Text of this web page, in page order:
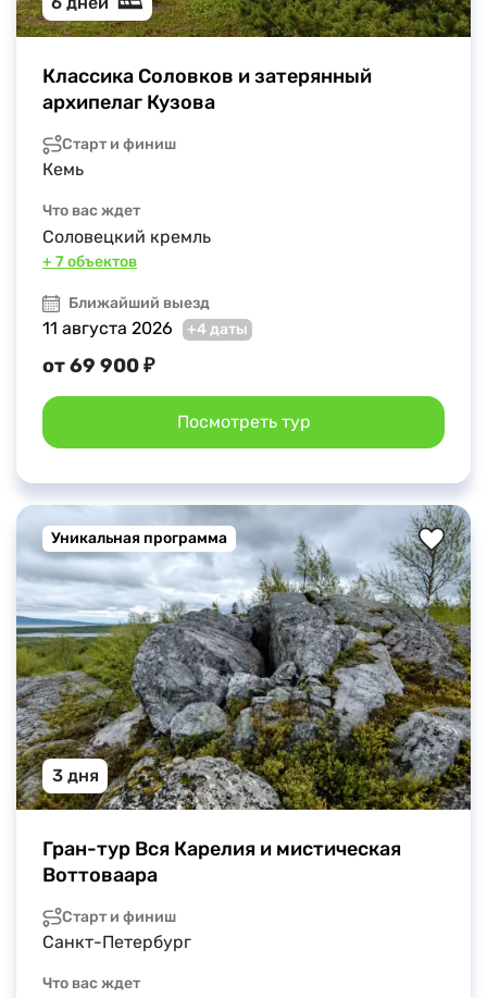
Классика Соловков и затерянный
архипелаг Кузова
Старт и финиш
Кемь
Что вас ждет
Соловецкий кремль
+ 7 объектов
Ближайший выезд
11 августа 2026 +4 даты
от 69 900 ₽
Посмотреть тур
Уникальная программа
3 дня
Гран-тур Вся Карелия и мистическая
Воттоваара
Старт и финиш
Санкт-Петербург
Что вас ждет